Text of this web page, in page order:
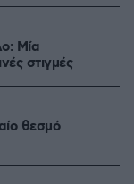
Μία
στιγμές
θεσμό